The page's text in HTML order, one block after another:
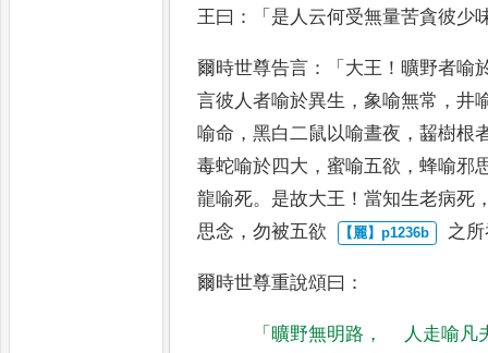
王曰 ：「 是人 云何受無量苦貪彼少
爾時世尊告言 ： 「 大王 ！ 曠野者喻
言彼人者喻於異生 ，象喻無常 ，井
喻命 ，黑白二鼠以喻晝夜 ，齧樹根
毒蛇喻於四大 ，蜜喻五欲 ，蜂喻邪
龍喻死。 是故大王 ！當知生老病死
思念 ，勿被五欲 之
爾時世尊重說頌曰 ：
「曠野無明路 ，
人走喻凡